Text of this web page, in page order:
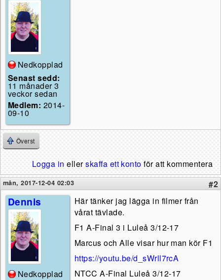
Nedkopplad
Senast sedd:
11 månader 3
veckor sedan
Medlem: 2014-
09-10
Överst
Logga in ellerskaffa ett konto för att kommentera
mån, 2017-12-04 02:03 #2
Dennis
Nedkopplad
Här tänker jag lägga in filmer från
vårat tävlade.
F1 A-Final 3 i Luleå 3/12-17
Marcus och Alle visar hur man kör F1
https://youtu.be/d_sWrll7rcA
NTCC A-Final Luleå 3/12-17